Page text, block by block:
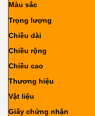
Màu sắc
Trọng lượng
Chiều dài
Chiều rộng
Chiều cao
Thương hiệu
Vật liệu
Giấy chứng nhận